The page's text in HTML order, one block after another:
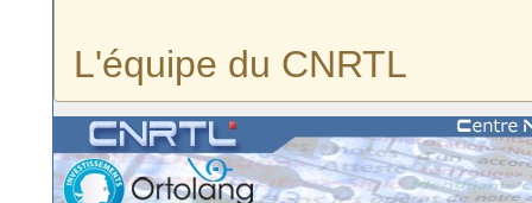
L'équipe du CNRTL